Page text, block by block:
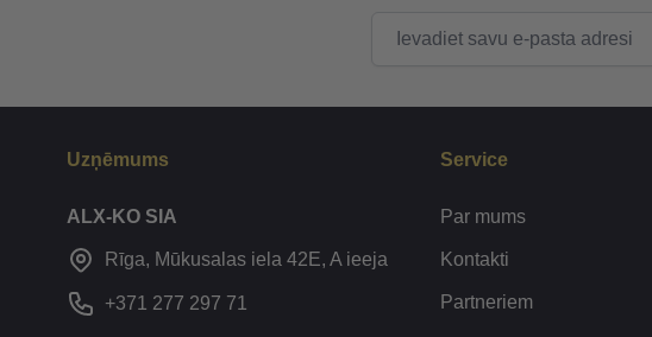
Uzņēmums
ALX-KO SIA
Rīga, Mūkusalas iela 42E, A ieeja
+371 277 297 71
Service
Par mums
Kontakti
Partneriem